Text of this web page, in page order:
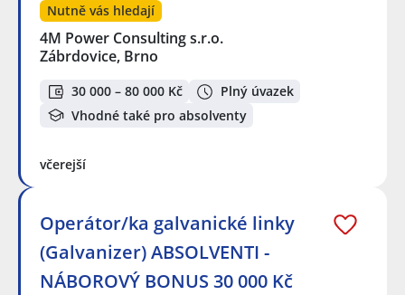
Nutně vás hledají
4M Power Consulting s.r.o.
Zábrdovice, Brno
30 000 – 80 000 Kč
Plný úvazek
Vhodné také pro absolventy
včerejší
Operátor/ka galvanické linky
(Galvanizer) ABSOLVENTI -
NÁBOROVÝ BONUS 30 000 Kč